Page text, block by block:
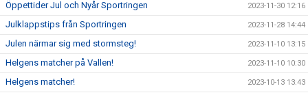
Öppettider Jul och Nyår Sportringen 2023-11-30 12:16
Julklappstips från Sportringen 2023-11-28 14:44
Julen närmar sig med stormsteg! 2023-11-10 13:15
Helgens matcher på Vallen! 2023-11-10 10:30
Helgens matcher! 2023-10-13 13:43